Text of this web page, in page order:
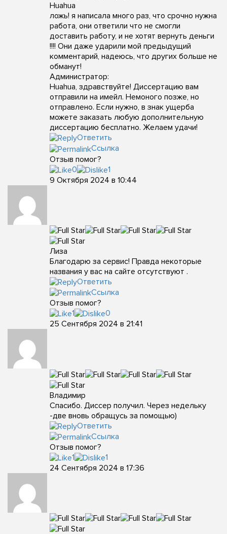
Huahua
ложь! я написала много раз, что срочно нужна
работа, они ответили что не смогли
доставить работу, и не хотят вернуть деньги
!!!! Они даже ударили мой предыдущий
комментарий, надеюсь, что других больше не
обманут!
Администратор:
Huahua, здравствуйте! Диссертацию вам
отправили на имейл. Немоного позже, но
отправлено. Если нужно, в знак ущерба
можете заказать любую дополнительную
диссертацию бесплатно. Желаем удачи!
Ответить
Ссылка
Отзыв помог?
0
1
9 Октября 2024 в 10:44
Лиза
Благодарю за сервис! Правда некоторые
названия у вас на сайте отсутствуют .
Ответить
Ссылка
Отзыв помог?
1
0
25 Сентября 2024 в 21:41
Владимир
Спасибо. Диссер получил. Через недельку
-две вновь обращусь за помощью)
Ответить
Ссылка
Отзыв помог?
1
1
24 Сентября 2024 в 17:36